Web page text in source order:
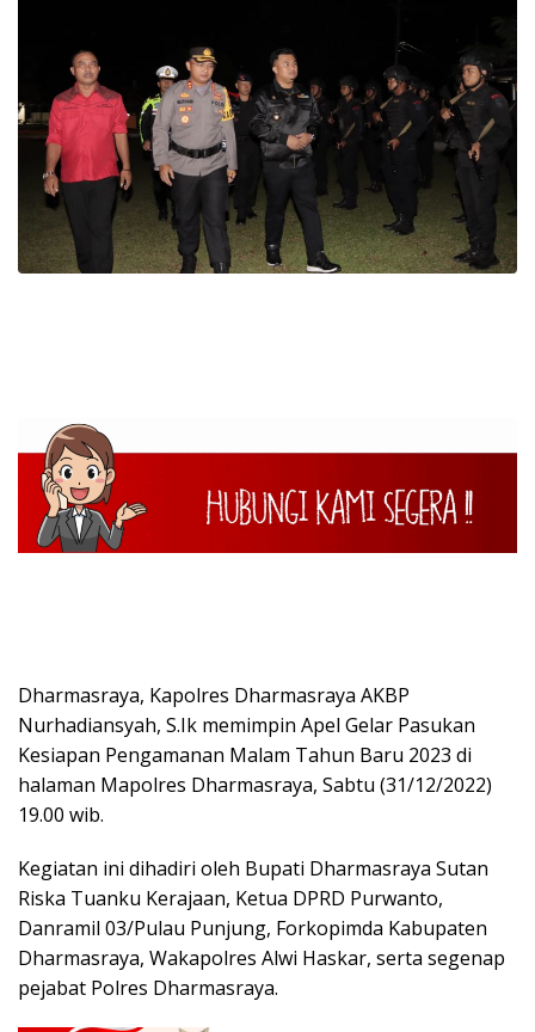
Dharmasraya, Kapolres Dharmasraya AKBP
Nurhadiansyah, S.Ik memimpin Apel Gelar Pasukan
Kesiapan Pengamanan Malam Tahun Baru 2023 di
halaman Mapolres Dharmasraya, Sabtu (31/12/2022)
19.00 wib.
Kegiatan ini dihadiri oleh Bupati Dharmasraya Sutan
Riska Tuanku Kerajaan, Ketua DPRD Purwanto,
Danramil 03/Pulau Punjung, Forkopimda Kabupaten
Dharmasraya, Wakapolres Alwi Haskar, serta segenap
pejabat Polres Dharmasraya.